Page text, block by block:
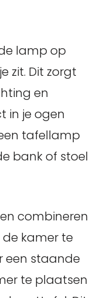
lamp op
zit. Dit zorgt
en
in je ogen
tafellamp
bank of stoel
combineren
kamer te
een staande
te plaatsen